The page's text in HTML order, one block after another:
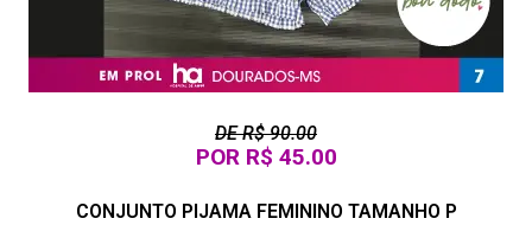
DE R$ 90.00
POR R$ 45.00
CONJUNTO PIJAMA FEMININO TAMANHO P